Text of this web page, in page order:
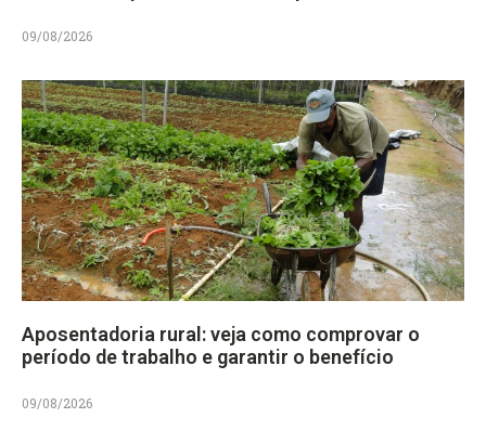
09/08/2026
Aposentadoria rural: veja como comprovar o
período de trabalho e garantir o benefício
09/08/2026